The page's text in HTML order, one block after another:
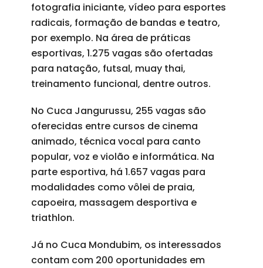
fotografia iniciante, vídeo para esportes
radicais, formação de bandas e teatro,
por exemplo. Na área de práticas
esportivas, 1.275 vagas são ofertadas
para natação, futsal, muay thai,
treinamento funcional, dentre outros.
No Cuca Jangurussu, 255 vagas são
oferecidas entre cursos de cinema
animado, técnica vocal para canto
popular, voz e violão e informática. Na
parte esportiva, há 1.657 vagas para
modalidades como vôlei de praia,
capoeira, massagem desportiva e
triathlon.
Já no Cuca Mondubim, os interessados
contam com 200 oportunidades em